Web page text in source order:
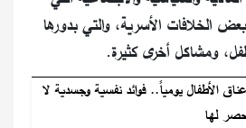
الخلافات الأسرية، والتي بدورها
ومشاكل أخرى كثيرة.
عناق الأطفال يومياً.. فوائد نفسية وجسدية لا
حصر لها